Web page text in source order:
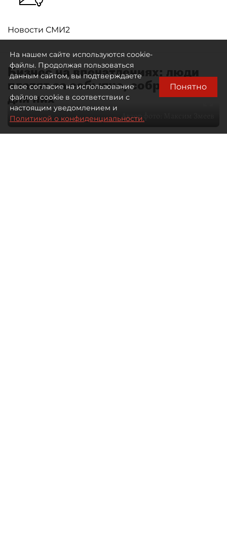
Новости СМИ2
Бизнес на впечатлениях: люди
платят за событие, собранное
для них
Автор фото:
На нашем сайте используются cookie-
файлы. Продолжая пользоваться
данным сайтом, вы подтверждаете
свое согласие на использование
файлов cookie в соответствии с
настоящим уведомлением и
Политикой о конфиденциальности.
Понятно